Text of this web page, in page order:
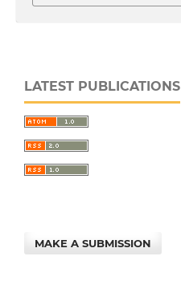
LATEST PUBLICATIONS
MAKE A SUBMISSION